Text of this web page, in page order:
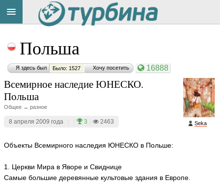
Польша
Я здесь был Было: 1527 Хочу посетить 16888
Seka
Всемирное наследие ЮНЕСКО.
Польша
Общее → разное
8 апреля 2009 года 3 2463
Объекты Всемирного наследия ЮНЕСКО в Польше:
1. Церкви Мира в Яворе и Свиднице
Самые большие деревянные культовые здания в Европе.
на
сайте:
Button